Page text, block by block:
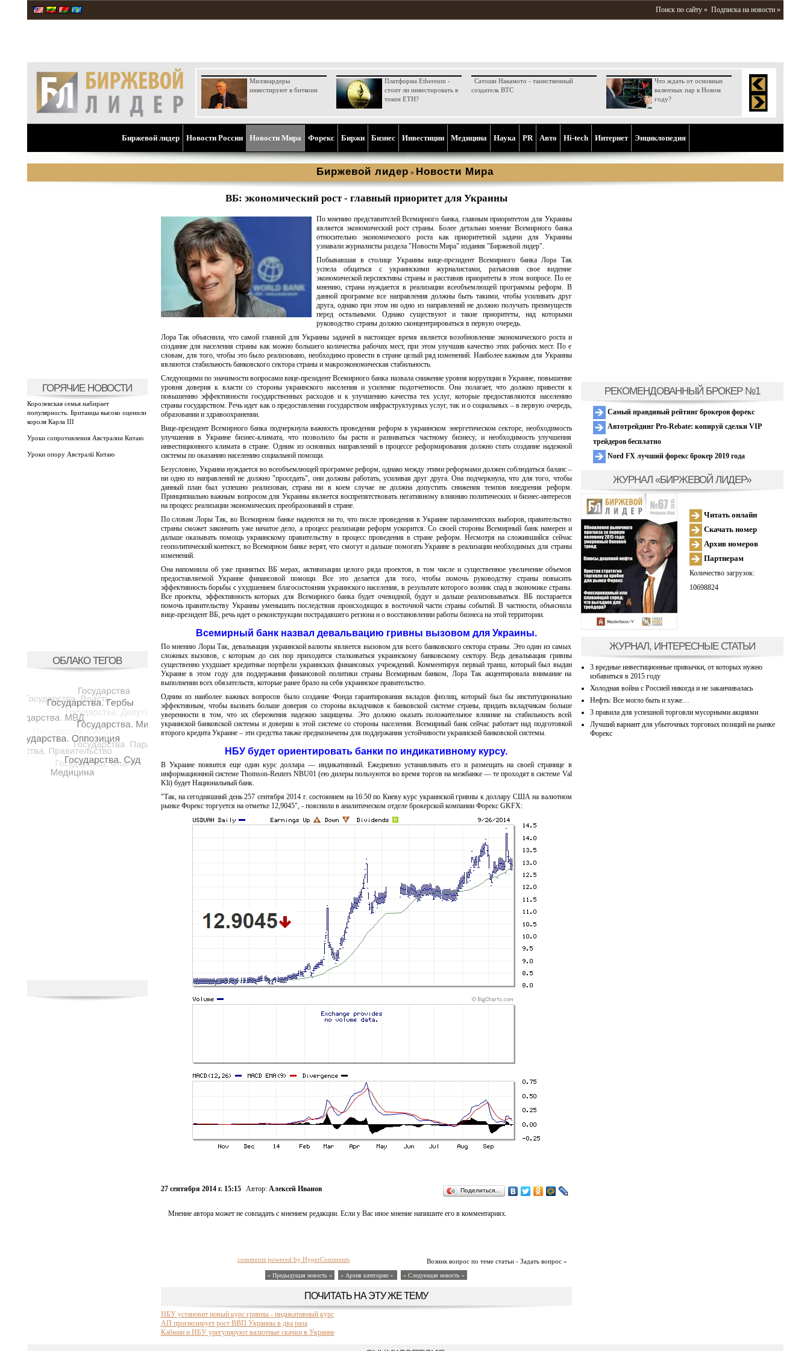
Поиск по сайту » Подписка на новости »
Миллиардеры
инвестируют в биткоин
Платформа Ethereum -
стоит ли инвестировать в
токен ETH?
Сатоши Накамото - таинственный
создатель BTC
Что ждать от основных
валютных пар в Новом
году?
Биржевой лидер Новости России Новости Мира Форекс Биржи Бизнес Инвестиции Медицина Наука PR Aвто Hi-tech Интернет Энциклопедия
Биржевой лидер » Новости Мира
ГОРЯЧИЕ НОВОСТИ
Королевская семья набирает
популярность. Британцы высоко оценили
короля Карла III
Уроки сопротивления Австралии Китаю
Уроки опору Австралії Китаю
ОБЛАКО ТЕГОВ
ВБ: экономический рост - главный приоритет для Украины
По мнению представителей Всемирного банка, главным приоритетом для Украины
является экономический рост страны. Более детально мнение Всемирного банка
относительно экономического роста как приоритетной задачи для Украины
узнавали журналисты раздела "Новости Мира" издания "Биржевой лидер".
Побывавшая в столице Украины вице-президент Всемирного банка Лора Так
успела общаться с украинскими журналистами, разъяснив свое видение
экономической перспективы страны и расставив приоритеты в этом вопросе. По ее
мнению, страна нуждается в реализации всеобъемлющей программы реформ. В
данной программе все направления должны быть такими, чтобы усиливать друг
друга, однако при этом ни одно из направлений не должно получать преимуществ
перед остальными. Однако существуют и такие приоритеты, над которыми
руководство страны должно сконцентрироваться в первую очередь.
Лора Так объяснила, что самой главной для Украины задачей в настоящее время является возобновление экономического роста и
создание для населения страны как можно большего количества рабочих мест, при этом улучшив качество этих рабочих мест. По е
словам, для того, чтобы это было реализовано, необходимо провести в стране целый ряд изменений. Наиболее важным для Украины
являются стабильность банковского сектора страны и макроэкономическая стабильность.
Следующими по значимости вопросами вице-президент Всемирного банка назвала снижение уровня коррупции в Украине, повышение
уровня доверия к власти со стороны украинского населения и усиление подотчетности. Она полагает, что должно привести к
повышению эффективности государственных расходов и к улучшению качества тех услуг, которые предоставляются населению
страны государством. Речь идет как о предоставлении государством инфраструктурных услуг, так и о социальных – в первую очередь,
образовании и здравоохранении.
Вице-президент Всемирного банка подчеркнула важность проведения реформ в украинском энергетическом секторе, необходимость
улучшения в Украине бизнес-климата, что позволило бы расти и развиваться частному бизнесу, и необходимость улучшения
инвестиционного климата в стране. Одним из основных направлений в процессе реформирования должно стать создание надежной
системы по оказанию населению социальной помощи.
Безусловно, Украина нуждается во всеобъемлющей программе реформ, однако между этими реформами должен соблюдаться баланс –
ни одно из направлений не должно "проседать", они должны работать, усиливая друг друга. Она подчеркнула, что для того, чтобы
данный план был успешно реализован, страна ни в коем случае не должна допустить снижения темпов внедрения реформ.
Принципиально важным вопросом для Украины является воспрепятствовать негативному влиянию политических и бизнес-интересов
на процесс реализации экономических преобразований в стране.
По словам Лоры Так, во Всемирном банке надеются на то, что после проведения в Украине парламентских выборов, правительство
страны сможет закончить уже начатое дело, а процесс реализации реформ ускорится. Со своей стороны Всемирный банк намерен и
дальше оказывать помощь украинскому правительству в процесс проведения в стране реформ. Несмотря на сложившийся сейчас
геополитический контекст, во Всемирном банке верят, что смогут и дальше помогать Украине в реализации необходимых для страны
изменений.
Она напомнила об уже принятых ВБ мерах, активизации целого ряда проектов, в том числе и существенное увеличение объемов
предоставляемой Украине финансовой помощи. Все это делается для того, чтобы помочь руководству страны повысить
эффективность борьбы с ухудшением благосостояния украинского населения, в результате которого возник спад в экономике страны.
Все проекты, эффективность которых для Всемирного банка будет очевидной, будут и дальше реализовываться. ВБ постарается
помочь правительству Украины уменьшить последствия происходящих в восточной части страны событий. В частности, объяснила
вице-президент ВБ, речь идет о реконструкции пострадавшего региона и о восстановлении работы бизнеса на этой территории.
Всемирный банк назвал девальвацию гривны вызовом для Украины.
По мнению Лоры Так, девальвация украинской валюты является вызовом для всего банковского сектора страны. Это один из самых
сложных вызовов, с которым до сих пор приходится сталкиваться украинскому банковскому сектору. Ведь девальвация гривны
существенно ухудшает кредитные портфели украинских финансовых учреждений. Комментируя первый транш, который был выдан
Украине в этом году для поддержания финансовой политики страны Всемирным банком, Лора Так акцентировала внимание на
выполнении всех обязательств, которые ранее брало на себя украинское правительство.
Одним из наиболее важных вопросов было создание Фонда гарантирования вкладов физлиц, который был бы институционально
эффективным, чтобы вызвать больше доверия со стороны вкладчиков к банковской системе страны, придать вкладчикам больше
уверенности в том, что их сбережения надежно защищены. Это должно оказать положительное влияние на стабильность всей
украинской банковской системы и доверии к этой системе со стороны населения. Всемирный банк сейчас работает над подготовкой
второго кредита Украине – эти средства также предназначены для поддержания устойчивости украинской банковской системы.
НБУ будет ориентировать банки по индикативному курсу.
В Украине появится еще один курс доллара — индикативный. Ежедневно устанавливать его и размещать на своей странице в
информационной системе Thomson-Reuters NBU01 (ею дилеры пользуются во время торгов на межбанке — те проходят в системе Val
Kli) будет Национальный банк.
"Так, на сегодняшний день 257 сентября 2014 г. состоянием на 16:50 по Киеву курс украинской гривны к доллару США на валютном
рынке Форекс торгуется на отметке 12,9045", - пояснили в аналитическом отделе брокерской компании Форекс GKFX:
27 сентября 2014 г. 15:15 Автор: Алексей Иванов Поделиться…
Мнение автора может не совпадать с мнением редакции. Если у Вас иное мнение напишите его в комментариях.
Возник вопрос по теме статьи - Задать вопрос »
comments powered by HyperComments
« Предыдущая новость « » Архив категории « » Следующая новость »
ПОЧИТАТЬ НА ЭТУ ЖЕ ТЕМУ
НБУ установит новый курс гривны - индикативный курс
АП прогнозирует рост ВВП Украины в два раза
Кабмин и НБУ урегулируют валютные скачки в Украине
РЕКОМЕНДОВАННЫЙ БРОКЕР №1
Самый правдивый рейтинг брокеров форекс
Автотрейдинг Pro-Rebate: копируй сделки VIP
трейдеров бесплатно
Nord FX лучший форекс брокер 2019 года
ЖУРНАЛ «БИРЖЕВОЙ ЛИДЕР»
Читать онлайн
Скачать номер
Архив номеров
Партнерам
Количество загрузок:
10698824
ЖУРНАЛ, ИНТЕРЕСНЫЕ СТАТЬИ
3 вредные инвестиционные привычки, от которых нужно
избавиться в 2015 году
Холодная война с Россией никогда и не заканчивалась
Нефть: Все могло быть и хуже…
3 правила для успешной торговли мусорными акциями
Лучший вариант для убыточных торговых позиций на рынке
Форекс